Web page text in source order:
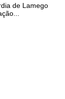
de Lamego